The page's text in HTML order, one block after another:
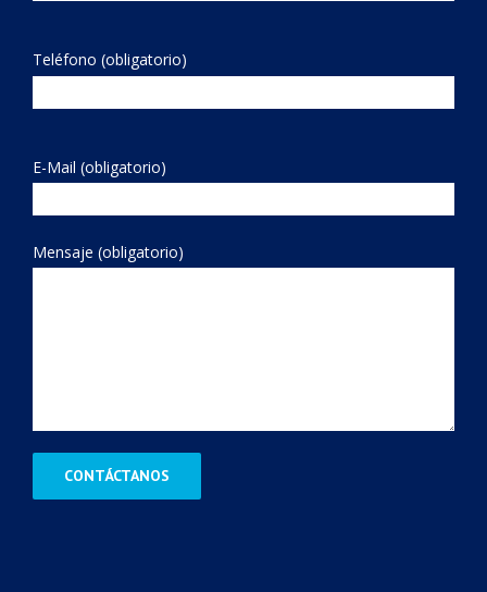
Teléfono (obligatorio)
E-Mail (obligatorio)
Mensaje (obligatorio)